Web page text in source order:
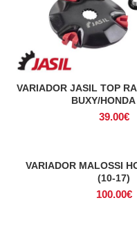
VARIADOR JASIL TOP
BUXY/
39.00€
VARIADOR MALOSSI
(10-17)
100.00€